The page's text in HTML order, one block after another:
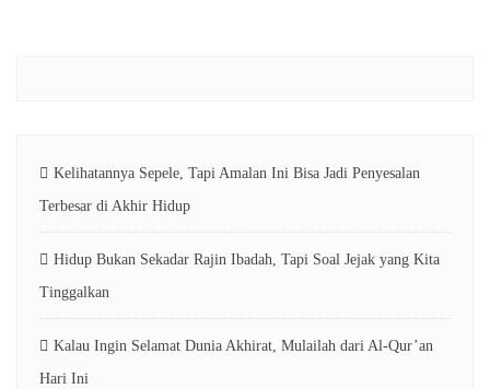
Kelihatannya Sepele, Tapi Amalan Ini Bisa Jadi Penyesalan
Terbesar di Akhir Hidup
Hidup Bukan Sekadar Rajin Ibadah, Tapi Soal Jejak yang Kita
Tinggalkan
Kalau Ingin Selamat Dunia Akhirat, Mulailah dari Al-Qur’an
Hari Ini